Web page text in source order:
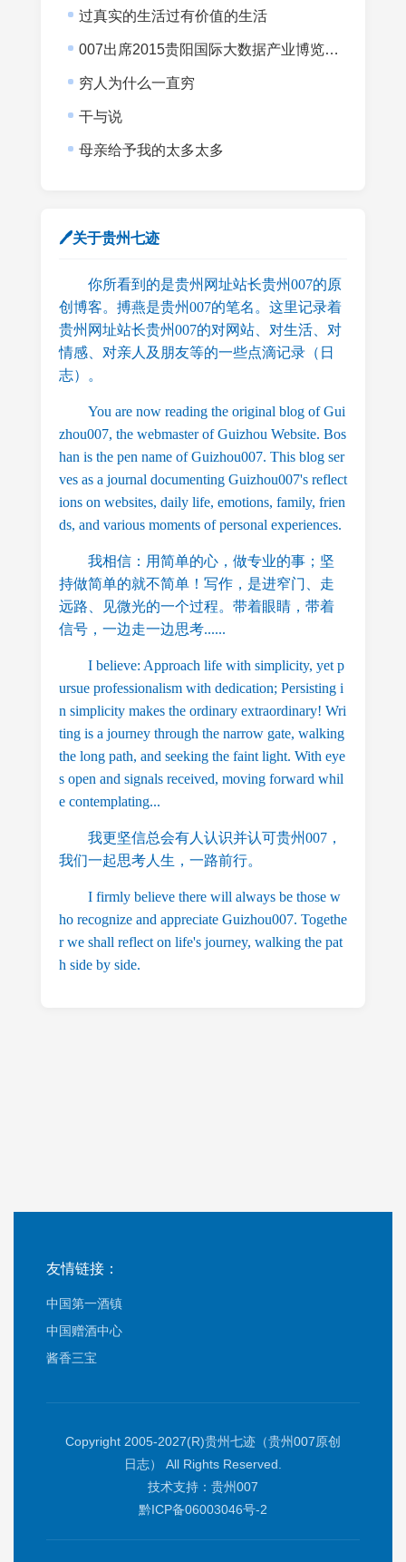
过真实的生活过有价值的生活
007出席2015贵阳国际大数据产业博览会暨全球大数据时代贵阳峰会
穷人为什么一直穷
干与说
母亲给予我的太多太多
🖊关于贵州七迹
你所看到的是贵州网址站长贵州007的原
创博客。搏燕是贵州007的笔名。这里记录着
贵州网址站长贵州007的对网站、对生活、对
情感、对亲人及朋友等的一些点滴记录（日
志）。
You are now reading the original blog of Gui
zhou007, the webmaster of Guizhou Website. Bos
han is the pen name of Guizhou007. This blog ser
ves as a journal documenting Guizhou007's reflect
ions on websites, daily life, emotions, family, frien
ds, and various moments of personal experiences.
我相信：用简单的心，做专业的事；坚
持做简单的就不简单！写作，是进窄门、走
远路、见微光的一个过程。带着眼睛，带着
信号，一边走一边思考......
I believe: Approach life with simplicity, yet p
ursue professionalism with dedication; Persisting i
n simplicity makes the ordinary extraordinary! Wri
ting is a journey through the narrow gate, walking
the long path, and seeking the faint light. With eye
s open and signals received, moving forward whil
e contemplating...
我更坚信总会有人认识并认可贵州007，
我们一起思考人生，一路前行。
I firmly believe there will always be those w
ho recognize and appreciate Guizhou007. Togethe
r we shall reflect on life's journey, walking the pat
h side by side.
友情链接：
中国第一酒镇
中国赠酒中心
酱香三宝
Copyright 2005-2027(R)贵州七迹（贵州007原创
日志） All Rights Reserved.
技术支持： 贵州007
黔ICP备06003046号-2